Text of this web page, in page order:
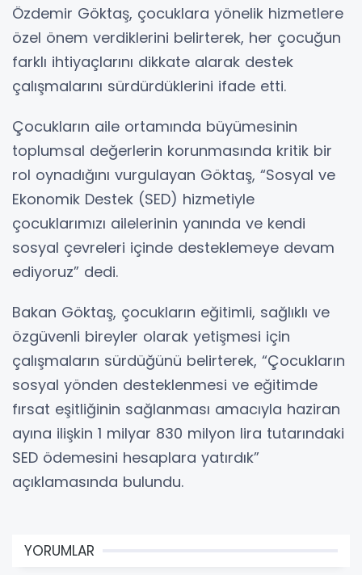
Özdemir Göktaş, çocuklara yönelik hizmetlere
özel önem verdiklerini belirterek, her çocuğun
farklı ihtiyaçlarını dikkate alarak destek
çalışmalarını sürdürdüklerini ifade etti.
Çocukların aile ortamında büyümesinin
toplumsal değerlerin korunmasında kritik bir
rol oynadığını vurgulayan Göktaş, “Sosyal ve
Ekonomik Destek (SED) hizmetiyle
çocuklarımızı ailelerinin yanında ve kendi
sosyal çevreleri içinde desteklemeye devam
ediyoruz” dedi.
Bakan Göktaş, çocukların eğitimli, sağlıklı ve
özgüvenli bireyler olarak yetişmesi için
çalışmaların sürdüğünü belirterek, “Çocukların
sosyal yönden desteklenmesi ve eğitimde
fırsat eşitliğinin sağlanması amacıyla haziran
ayına ilişkin 1 milyar 830 milyon lira tutarındaki
SED ödemesini hesaplara yatırdık”
açıklamasında bulundu.
YORUMLAR